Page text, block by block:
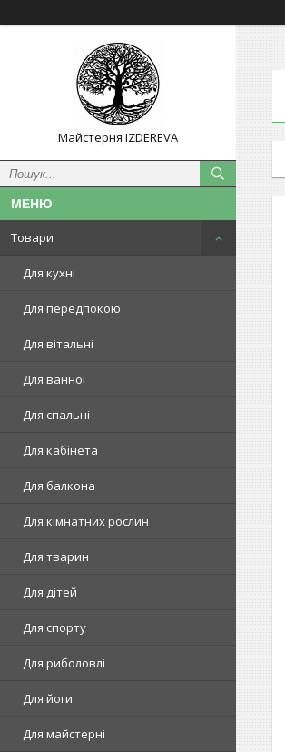
Майстерня IZDEREVA
Товари
Для кухні
Для передпокою
Для вітальні
Для ванної
Для спальні
Для кабінета
Для балкона
Для кімнатних рослин
Для тварин
Для дітей
Для спорту
Для риболовлі
Для йоги
Для майстерні